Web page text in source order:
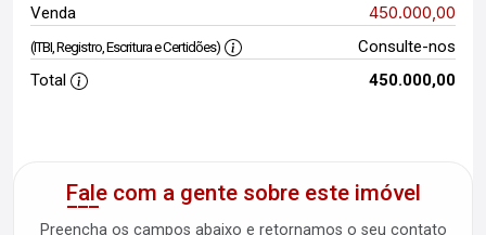
Venda 450.000,00
(ITBI, Registro, Escritura e Certidões)
Consulte-nos
Total
450.000,00
Fale com a gente sobre este imóvel
Preencha os campos abaixo e retornamos o seu contato